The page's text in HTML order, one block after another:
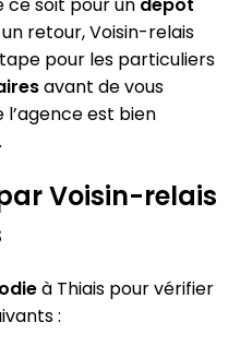
retour, Voisin-relais
pour les particuliers
avant de vous
est bien
Voisin-relais
à Thiais pour vérifier
: